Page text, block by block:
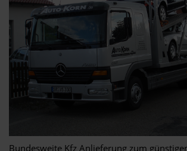
Bundesweite Kfz Anlieferung zum